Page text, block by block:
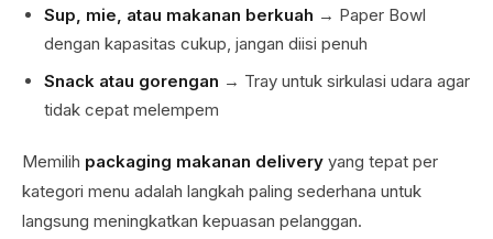
Sup, mie, atau makanan berkuah → Paper Bowl
dengan kapasitas cukup, jangan diisi penuh
Snack atau gorengan → Tray untuk sirkulasi udara agar
tidak cepat melempem
Memilih packaging makanan delivery yang tepat per
kategori menu adalah langkah paling sederhana untuk
langsung meningkatkan kepuasan pelanggan.